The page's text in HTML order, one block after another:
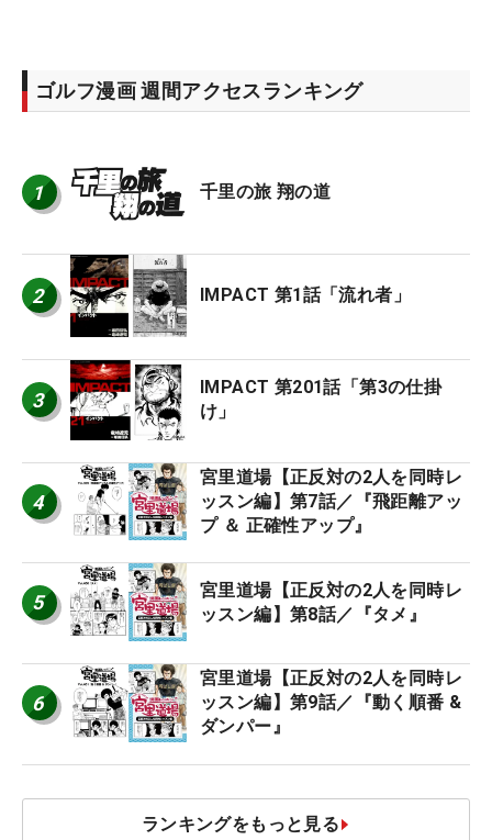
ゴルフ漫画 週間アクセスランキング
1 千里の旅 翔の道
2 IMPACT 第1話「流れ者」
3
IMPACT 第201話「第3の仕掛
け」
4
宮里道場【正反対の2人を同時レ
ッスン編】第7話／『飛距離アッ
プ ＆ 正確性アップ』
5
宮里道場【正反対の2人を同時レ
ッスン編】第8話／『タメ』
6
宮里道場【正反対の2人を同時レ
ッスン編】第9話／『動く順番 &
ダンパー』
ランキングをもっと見る